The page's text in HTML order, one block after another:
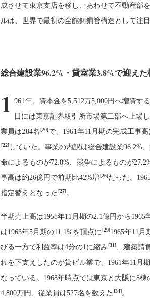
成させて東京支店を移し、あわせて不動産部
ルは、世界で最初の全館鋳鋼管構造として注
総合建設業96.2%・貸室業3.8%で迎え
1 961年、資本金を5,512万5,000円へ増資す
日には東京証券取引所市場第二部へ上場
業員は284名 [20]で、1961年11月期の完成工事高
[22] していた。事業の内訳は総合建設業96.2%
命によるものが72.8%、競争によるものが
事高は約26億円で前期比42%増[26]だった。
指定替えとなった [27]。
半期売上高は1958年11月期の2.1億円から1965
は1963年5月期の11.1%を頂点に[29]1965年11月
びる一方で利益率は4分の1に縮み[31]、建築請
れを下支えしたのが貸ビル業で、1961年11月
なっている。1968年時点では東京と大阪に8
4,800万円、従業員は527名を数えた [34]。